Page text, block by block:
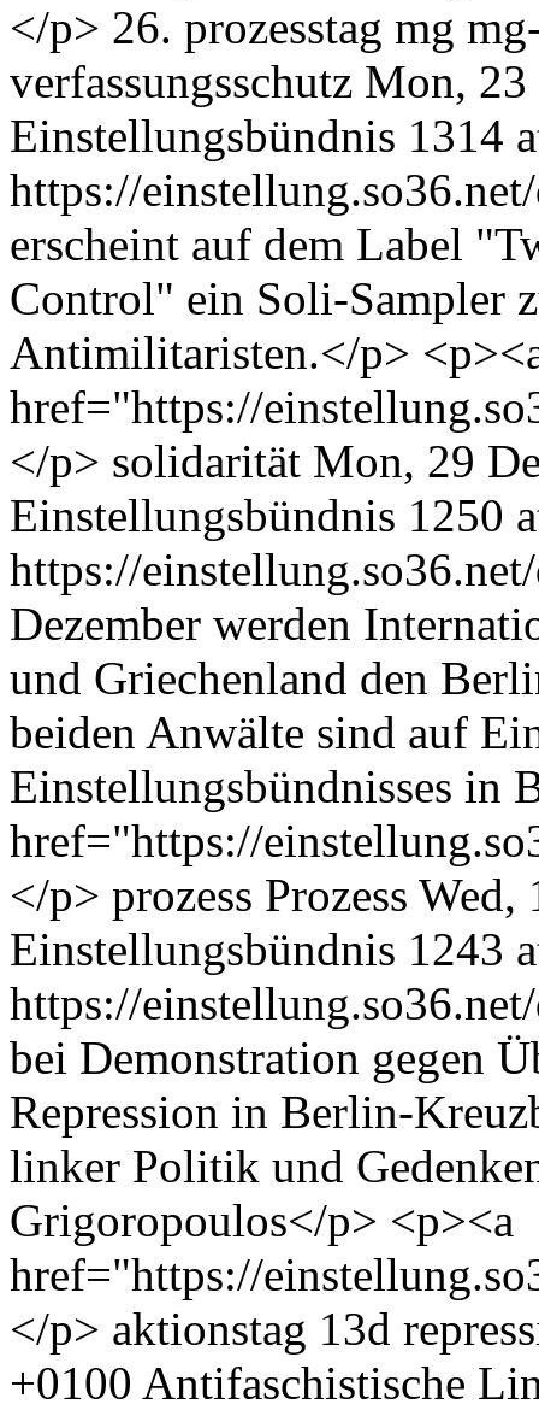
</p> 26. prozesstag mg
verfassungsschutz Mon, 23
Einstellungsbündnis 1314
https://
erscheint auf dem Label
Control" ein Soli-Sampler
Antimilitaristen.</p>
href="https://
</p> solidarität Mon, 29
Einstellungsbündnis 1250
https://
Dezember werden
und Griechenland den
beiden Anwälte sind auf
Einstellungsbündnisses in
href="https://
</p> prozess Prozess Wed,
Einstellungsbündnis 1243
https://
bei Demonstration gegen
Repression in Berlin-
linker Politik und
Grigoropoulos</p> <p><a
href="https://
</p> aktionstag 13d
+0100 Antifaschistische